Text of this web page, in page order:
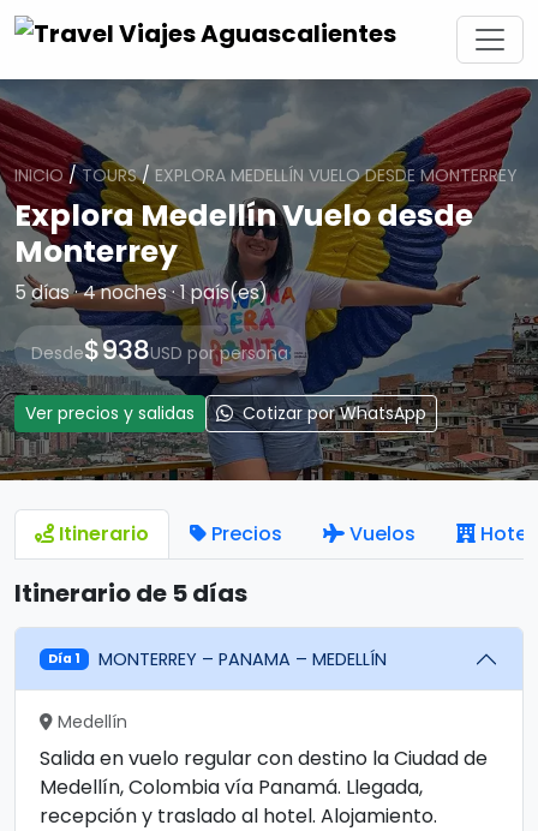
INICIO/TOURS/ EXPLORA MEDELLÍN VUELO DESDE MONTERREY
Explora Medellín Vuelo desde
Monterrey
5 días · 4 noches · 1 país(es)
Desde$938USD por persona
Ver precios y salidas Cotizar por WhatsApp
Itinerario Precios Vuelos
Itinerario de 5 días
Día 1 MONTERREY – PANAMA – MEDELLÍN
Medellín
Salida en vuelo regular con destino la Ciudad de
Medellín, Colombia vía Panamá. Llegada,
recepción y traslado al hotel. Alojamiento.